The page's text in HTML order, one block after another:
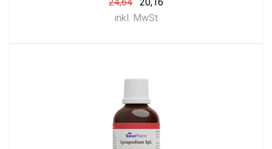
inkl. MwSt